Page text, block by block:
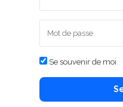
Se souvenir de moi